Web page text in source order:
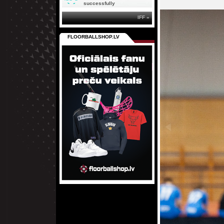
successfully
IFF »
FLOORBALLSHOP.LV